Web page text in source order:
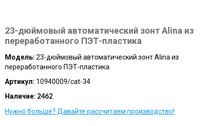
23-дюймовый автоматический зонт Alina из
переработанного ПЭТ-пластика
Модель: 23-дюймовый автоматический зонт Alina из
переработанного ПЭТ-пластика
Артикул: 10940009/cat-34
Наличие: 2462
Нужно больше? Давайте рассчитаем производство!